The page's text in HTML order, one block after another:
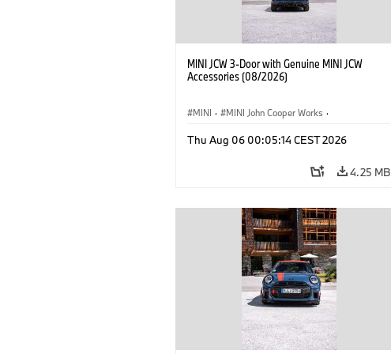
MINI JCW 3-Door with Genuine MINI JCW
Accessories (08/2026)
MINI · MINI John Cooper Works ·
Optional Extras, Accessories
Thu Aug 06 00:05:14 CEST 2026
4.25 MB